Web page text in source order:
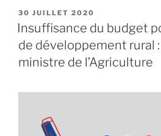
d’abattage
pourront
PUBLIÉ
LE
30 JUILLET 2020
Insuffisance du budget
de développement rural
ministre de l’Agriculture